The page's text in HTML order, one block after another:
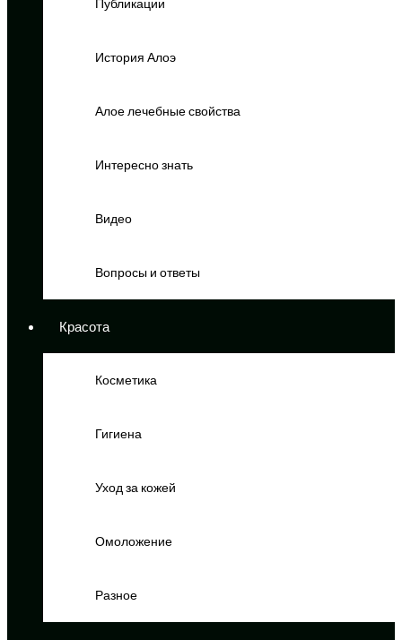
Публикации
История Алоэ
Алое лечебные свойства
Интересно знать
Видео
Вопросы и ответы
Красота
Косметика
Гигиена
Уход за кожей
Омоложение
Разное